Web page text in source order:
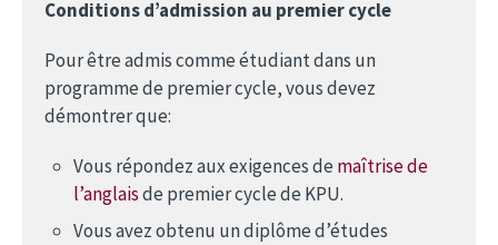
Conditions d’admission au premier cycle
Pour être admis comme étudiant dans un
programme de premier cycle, vous devez
démontrer que:
Vous répondez aux exigences de maîtrise de
l’anglaisde premier cycle de KPU.
Vous avez obtenu un diplôme d’études